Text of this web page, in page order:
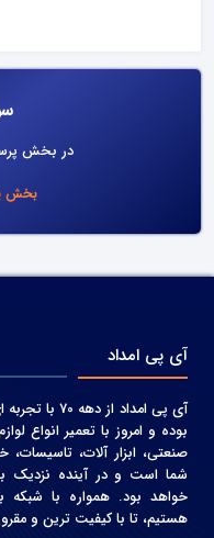
در بخش
بخش
آی پی امداد
آی پی امداد
بوده و امروز با تعمیر انواع
صنعتی، ابزار آلات،
شما است و در آینده نزدیک
خواهد بود. همواره با شبکه
هستیم، تا با کیفیت ترین و